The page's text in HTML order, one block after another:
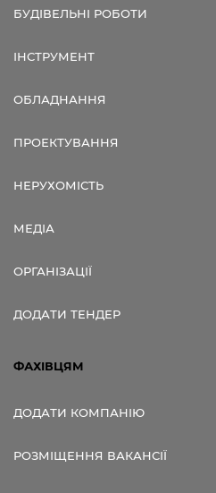
БУДІВЕЛЬНІ РОБОТИ
ІНСТРУМЕНТ
ОБЛАДНАННЯ
ПРОЕКТУВАННЯ
НЕРУХОМІСТЬ
МЕДІА
ОРГАНІЗАЦІЇ
ДОДАТИ ТЕНДЕР
ФАХІВЦЯМ
ДОДАТИ КОМПАНІЮ
РОЗМІЩЕННЯ ВАКАНСІЇ